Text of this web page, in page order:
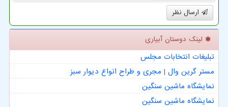
ارسال نظر
لینک دوستان آبیاری
تبلیغات انتخابات مجلس
مستر گرین وال | مجری و طراح انواع دیوار سبز
نمایشگاه ماشین سنگین
نمایشگاه ماشین سنگین